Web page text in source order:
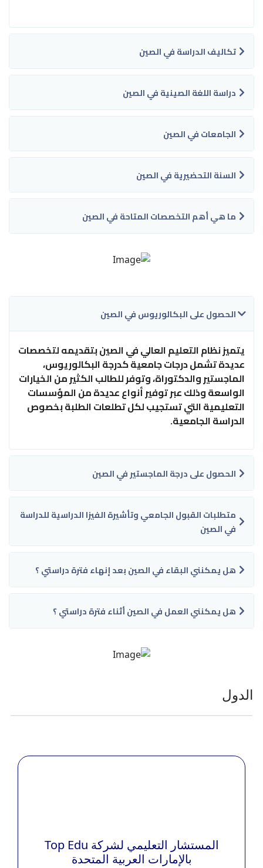
تكاليف الدراسة في الصين
دراسة اللغة الصينية في الصين
الجامعات في الصين
السنة التحضيرية في الصين
ما هي أهم التخصصات المتاحة في الصين
الحصول على البكالوريوس في الصين
يتميز نظام التعليم العالي في الصين بتقديمه لتخصصات
عديدة تشمل درجات جامعية كدرجة البكالوريوس،
الماجستير والدكتوراة، وتوفر للطالب الكثير من الخيارات
الواسعة وذلك عبر توفير أنواع عديدة من المؤسسات
التعليمية التي تستجيب لكل تطلعات الطلبة بخصوص
الدراسة الجامعية.
الحصول على درجة الماجستير في الصين
متطلبات القبول الجامعي وتأشيرة الفيزا الدراسية للدراسة
في الصين
هل يمكنني البقاء في الصين بعد إنهاء فترة دراستي ؟
هل يمكنني العمل في الصين أثناء فترة دراستي ؟
الدول
المستشار التعليمي لشركة Top Edu
بالإمارات العربية المتحدة